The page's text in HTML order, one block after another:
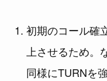
初期のコール確
上させるため。
同様にTURNを